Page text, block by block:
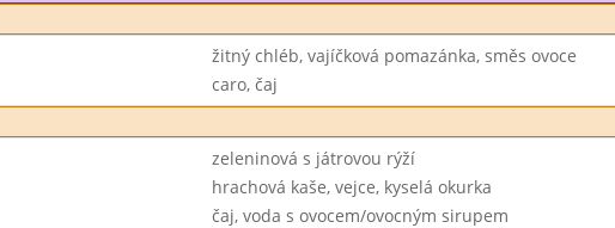
žitný chléb, vajíčková pomazánka, směs ovoce
caro, čaj
zeleninová s játrovou rýží
hrachová kaše, vejce, kyselá okurka
čaj, voda s ovocem/ovocným sirupem